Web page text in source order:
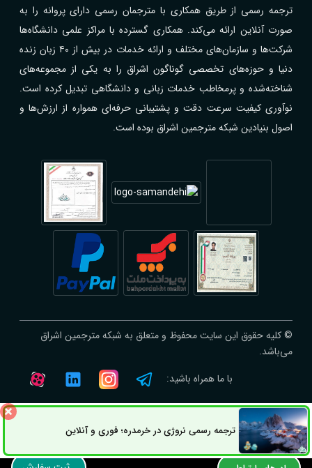
ترجمه رسمی از طریق همکاری با مترجمان رسمی دارای پروانه را به
صورت آنلاین ارائه می‌کند. همکاری گسترده با مراکز علمی دانشگاه‌ها
شرکت‌ها و سازمان‌های مختلف و ارائه خدمات در بیش از ۴۰ زبان زنده
دنیا و حوزه‌های تخصصی گوناگون اشراق را به یکی از مجموعه‌های
شناخته‌شده و پرمخاطب خدمات زبانی و دانشگاهی تبدیل کرده است.
نوآوری کیفیت سرعت دقت و پشتیبانی حرفه‌ای همواره از ارزش‌ها و
اصول بنیادین شبکه مترجمین اشراق بوده است.
© کلیه حقوق این سایت محفوظ و متعلق به شبکه مترجمین اشراق
می‌باشد.
با ما همراه باشید:
ترجمه رسمی نروژی در خرمدره؛ فوری و آنلاین